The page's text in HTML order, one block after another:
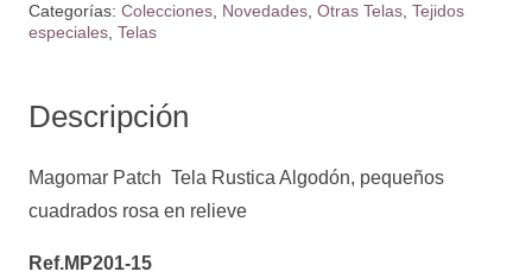
pequeños
en
relieve
Ref.MP201-
cantidad
Categorías: Colecciones Novedades Otras Telas Tejidos
especiales Telas
Descripción
Magomar Patch Tela Rustica Algodón, pequeños
cuadrados rosa en relieve
Ref.MP201-15